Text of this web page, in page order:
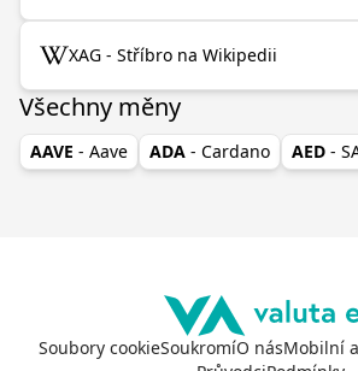
XAG - Stříbro na Wikipedii
Všechny měny
AAVE - Aave ADA - Cardano AED -
Soubory cookieSoukromíO násMobilní